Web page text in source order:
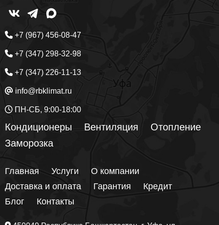
+7 (967) 456-08-47
+7 (347) 298-32-98
+7 (347) 226-11-13
info@rbklimat.ru
ПН-СБ, 9:00-18:00
Кондиционеры Вентиляция
Отопление
Заморозка
Главная Услуги
О компании
Доставка и оплата
Гарантия
Кредит
Блог
Контакты